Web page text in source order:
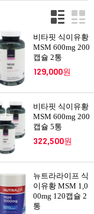
비타핏 식이유황
MSM 600mg 200
캡슐 2통
129,000원
비타핏 식이유황
MSM 600mg 200
캡슐 5통
322,500원
뉴트라라이프 식
이유황 MSM 1,0
00mg 120캡슐 2
통